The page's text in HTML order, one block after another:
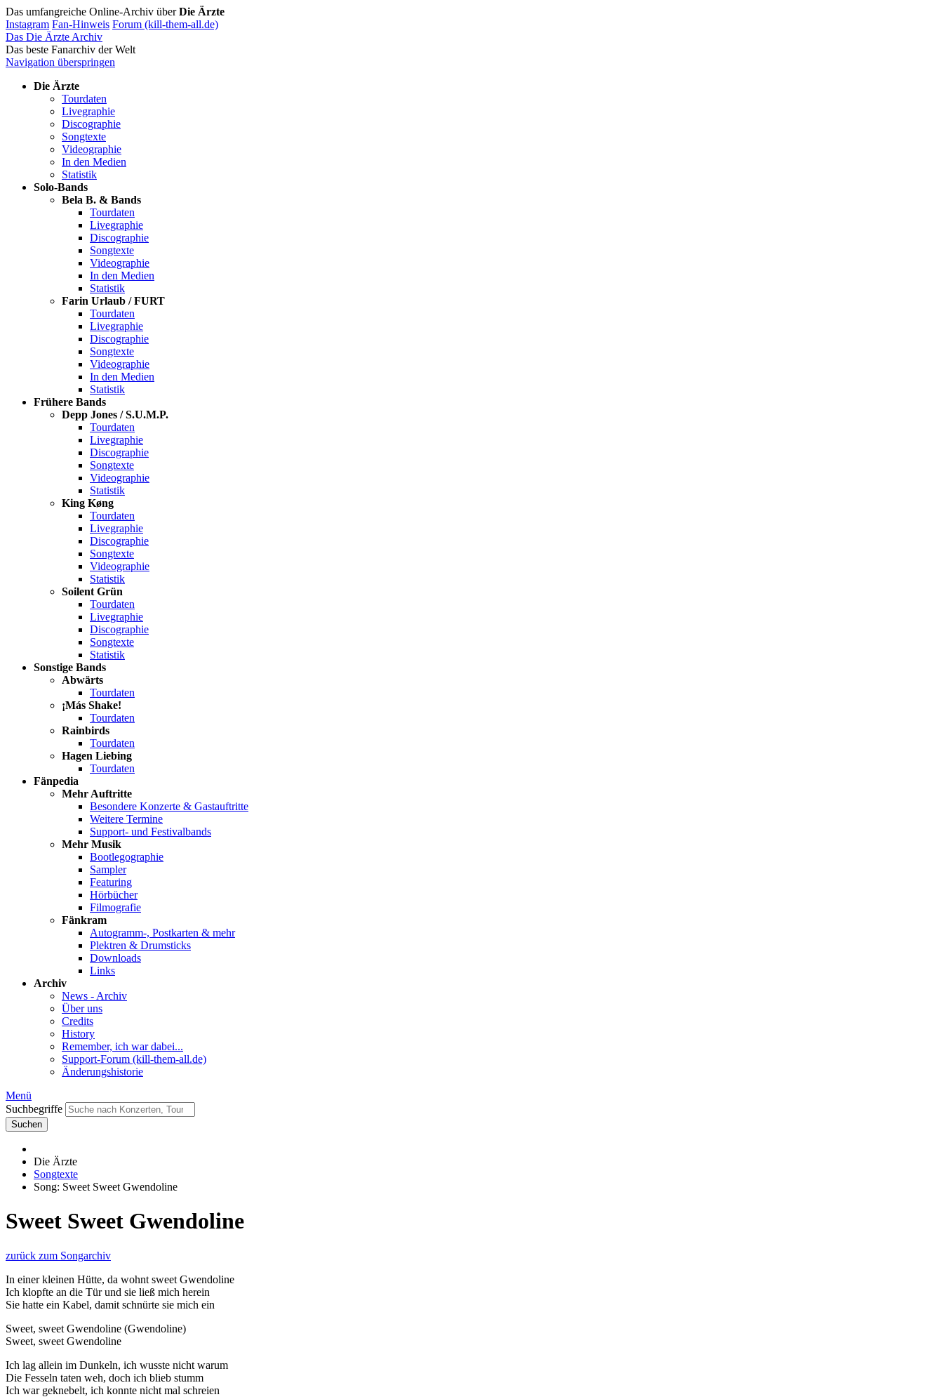
Das umfangreiche Online-Archiv überDie Ärzte
Instagram Fan-Hinweis Forum (kill-them-all.de)
Das Die Ärzte Archiv
Das beste Fanarchiv der Welt
Navigation überspringen
Die Ärzte
Tourdaten
Livegraphie
Discographie
Songtexte
Videographie
In den Medien
Statistik
Solo-Bands
Bela B. & Bands
Tourdaten
Livegraphie
Discographie
Songtexte
Videographie
In den Medien
Statistik
Farin Urlaub / FURT
Tourdaten
Livegraphie
Discographie
Songtexte
Videographie
In den Medien
Statistik
Frühere Bands
Depp Jones / S.U.M.P.
Tourdaten
Livegraphie
Discographie
Songtexte
Videographie
Statistik
King Køng
Tourdaten
Livegraphie
Discographie
Songtexte
Videographie
Statistik
Soilent Grün
Tourdaten
Livegraphie
Discographie
Songtexte
Statistik
Sonstige Bands
Abwärts
Tourdaten
¡Más Shake!
Tourdaten
Rainbirds
Tourdaten
Hagen Liebing
Tourdaten
Fänpedia
Mehr Auftritte
Besondere Konzerte & Gastauftritte
Weitere Termine
Support- und Festivalbands
Mehr Musik
Bootlegographie
Sampler
Featuring
Hörbücher
Filmografie
Fänkram
Autogramm-, Postkarten & mehr
Plektren & Drumsticks
Downloads
Links
Archiv
News - Archiv
Über uns
Credits
History
Remember, ich war dabei...
Support-Forum (kill-them-all.de)
Änderungshistorie
Menü
Suchbegriffe
Suchen
Die Ärzte
Songtexte
Song: Sweet Sweet Gwendoline
Sweet Sweet Gwendoline
zurück zum Songarchiv
In einer kleinen Hütte, da wohnt sweet Gwendoline
Ich klopfte an die Tür und sie ließ mich herein
Sie hatte ein Kabel, damit schnürte sie mich ein
Sweet, sweet Gwendoline (Gwendoline)
Sweet, sweet Gwendoline
Ich lag allein im Dunkeln, ich wusste nicht warum
Die Fesseln taten weh, doch ich blieb stumm
Ich war geknebelt, ich konnte nicht mal schreien